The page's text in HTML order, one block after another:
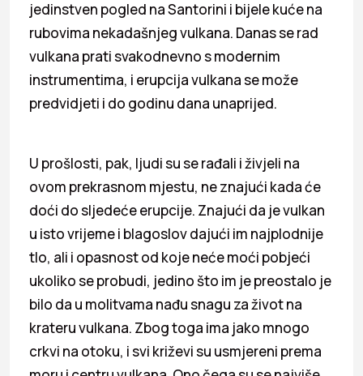
jedinstven pogled na Santorini i bijele kuće na
rubovima nekadašnjeg vulkana. Danas se rad
vulkana prati svakodnevno s modernim
instrumentima, i erupcija vulkana se može
predvidjeti i do godinu dana unaprijed.
U prošlosti, pak, ljudi su se rađali i živjeli na
ovom prekrasnom mjestu, ne znajući kada će
doći do sljedeće erupcije. Znajući da je vulkan
u isto vrijeme i blagoslov dajući im najplodnije
tlo, ali i opasnost od koje neće moći pobjeći
ukoliko se probudi, jedino što im je preostalo je
bilo da u molitvama nađu snagu za život na
krateru vulkana. Zbog toga ima jako mnogo
crkvi na otoku, i svi križevi su usmjereni prema